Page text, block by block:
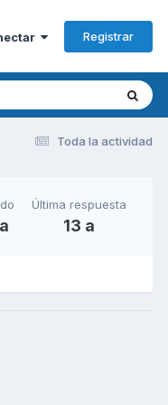
Registrar
Toda la actividad
Última respuesta
13 a